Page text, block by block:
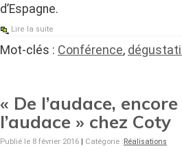
d’Espagne.
Lire la suite
Mot-clés : Conférence,
« De l’audace,
l’audace » chez Coty
Publié le 8 février 2016 Catégorie : Réalisations